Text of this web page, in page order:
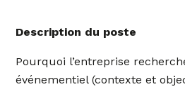
Description du poste
Pourquoi l’entreprise
événementiel (contexte et